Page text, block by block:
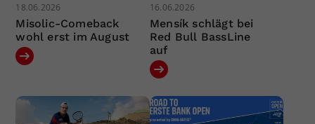
18.06.2026
Misolic-Comeback
wohl erst im August
16.06.2026
Mensík schlägt bei
Red Bull BassLine
auf